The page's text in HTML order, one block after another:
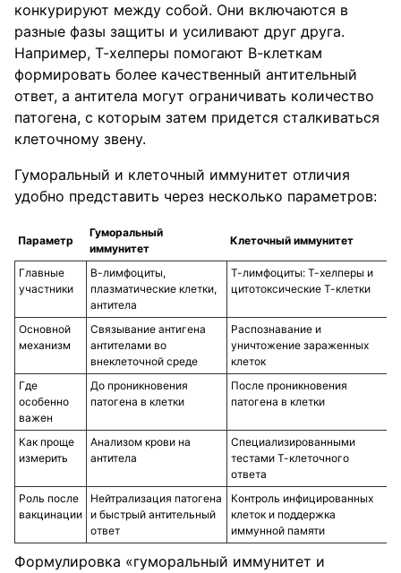
конкурируют между собой. Они включаются в
разные фазы защиты и усиливают друг друга.
Например, Т-хелперы помогают В-клеткам
формировать более качественный антительный
ответ, а антитела могут ограничивать количество
патогена, с которым затем придется сталкиваться
клеточному звену.
Гуморальный и клеточный иммунитет отличия
удобно представить через несколько параметров:
Параметр
Гуморальный
иммунитет
Клеточный иммунитет
Главные
участники
В-лимфоциты,
плазматические клетки,
антитела
Т-лимфоциты: Т-хелперы и
цитотоксические Т-клетки
Основной
механизм
Связывание антигена
антителами во
внеклеточной среде
Распознавание и
уничтожение зараженных
клеток
Где
особенно
важен
До проникновения
патогена в клетки
После проникновения
патогена в клетки
Как проще
измерить
Анализом крови на
антитела
Специализированными
тестами Т-клеточного
ответа
Роль после
вакцинации
Нейтрализация патогена
и быстрый антительный
ответ
Контроль инфицированных
клеток и поддержка
иммунной памяти
Формулировка «гуморальный иммунитет и